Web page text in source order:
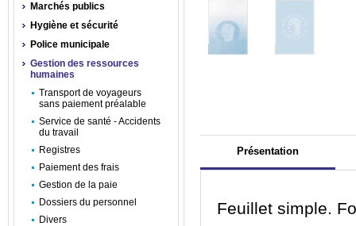
Présentation
Feuillet simple.
Marchés publics
Hygiène et sécurité
Police municipale
Gestion des ressources
humaines
Transport de voyageurs
sans paiement préalable
Service de santé - Accidents
du travail
Registres
Paiement des frais
Gestion de la paie
Dossiers du personnel
Divers